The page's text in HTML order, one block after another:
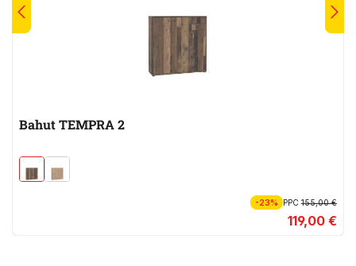
Bahut TEMPRA 2
-23% PPC155,00 €
119,00 €